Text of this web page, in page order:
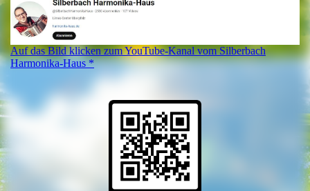
Auf das Bild klicken zum YouTube-Kanal vom Silberbach
Harmonika-Haus *